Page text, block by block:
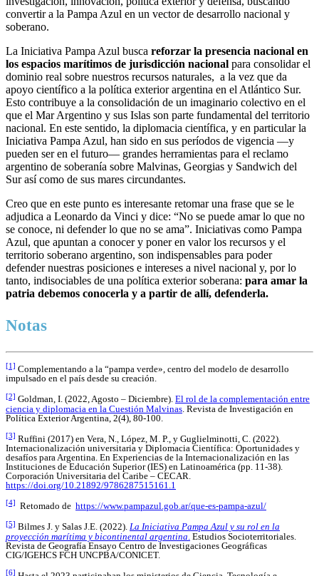
convertir a la Pampa Azul en un vector de desarrollo nacional y
soberano.
La Iniciativa Pampa Azul busca reforzar la presencia nacional en
los espacios marítimos de jurisdicción nacional para consolidar el
dominio real sobre nuestros recursos naturales, a la vez que da
apoyo científico a la política exterior argentina en el Atlántico Sur.
Esto contribuye a la consolidación de un imaginario colectivo en el
que el Mar Argentino y sus Islas son parte fundamental del territorio
nacional. En este sentido, la diplomacia científica, y en particular la
Iniciativa Pampa Azul, han sido en sus períodos de vigencia —y
pueden ser en el futuro— grandes herramientas para el reclamo
argentino de soberanía sobre Malvinas, Georgias y Sandwich del
Sur así como de sus mares circundantes.
Creo que en este punto es interesante retomar una frase que se le
adjudica a Leonardo da Vinci y dice: “No se puede amar lo que no
se conoce, ni defender lo que no se ama”. Iniciativas como Pampa
Azul, que apuntan a conocer y poner en valor los recursos y el
territorio soberano argentino, son indispensables para poder
defender nuestras posiciones e intereses a nivel nacional y, por lo
tanto, indisociables de una política exterior soberana: para amar la
patria debemos conocerla y a partir de allí, defenderla.
Notas
[1] Complementando a la “pampa verde», centro del modelo de desarrollo
impulsado en el país desde su creación.
[2] Goldman, I. (2022, Agosto – Diciembre). El rol de la complementación entre
ciencia y diplomacia en la Cuestión Malvinas . Revista de Investigación en
Política Exterior Argentina, 2(4), 80-100.
[3] Ruffini (2017) en Vera, N., López, M. P., y Guglielminotti, C. (2022).
Internacionalización universitaria y Diplomacia Científica: Oportunidades y
desafíos para Argentina. En Experiencias de la Internacionalización en las
Instituciones de Educación Superior (IES) en Latinoamérica (pp. 11-38).
Corporación Universitaria del Caribe – CECAR.
https://doi.org/10.21892/9786287515161.1
[4] Retomado de https://www.pampazul.gob.ar/que-es-pampa-azul/
[5] Bilmes J. y Salas J.E. (2022). La Iniciativa Pampa Azul y su rol en la
proyección marítima y bicontinental argentina Estudios Socioterritoriales.
Revista de Geografía Ensayo Centro de Investigaciones Geográficas
CIG/IGEHCS FCH UNCPBA/CONICET.
[6]